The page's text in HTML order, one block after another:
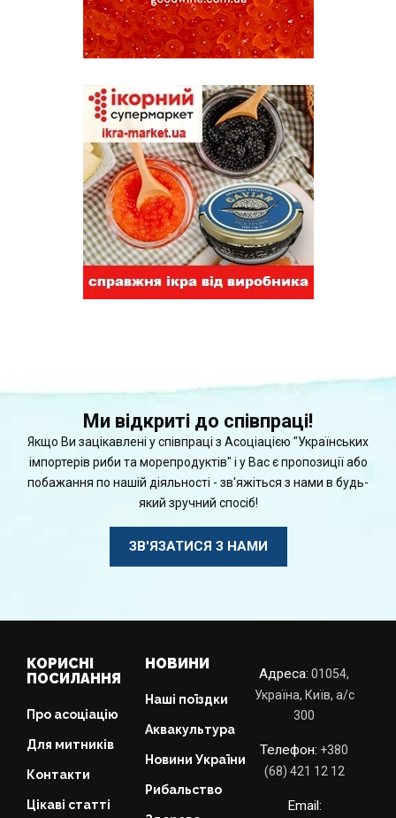
Ми відкриті до співпраці!
Якщо Ви зацікавлені у співпраці з Асоціацією "Українських
імпортерів риби та морепродуктів" і у Вас є пропозиції або
побажання по нашій діяльності - зв'яжіться з нами в будь-
який зручний спосіб!
ЗВ'ЯЗАТИСЯ З НАМИ
КОРИСНІ
ПОСИЛАННЯ
Про асоціацію
Для митників
Контакти
Цікаві статті
НОВИНИ
Наші поїздки
Аквакультура
Новини України
Рибальство
Адреса: 01054,
Україна, Київ, а/с
300
Телефон: +380
(68) 421 12 12
Email: